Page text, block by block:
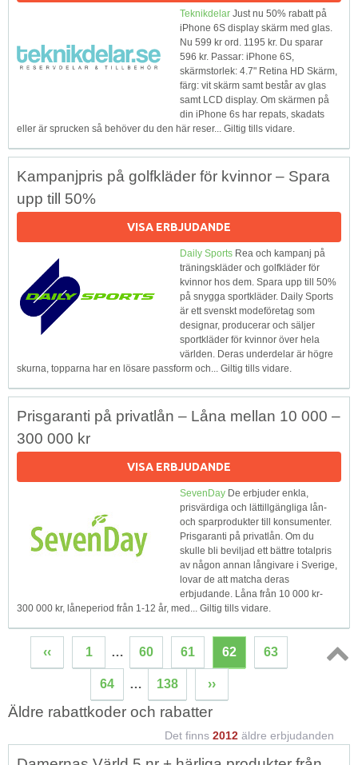
Teknikdelar Just nu 50% rabatt på
iPhone 6S display skärm med glas.
Nu 599 kr ord. 1195 kr. Du sparar
596 kr. Passar: iPhone 6S,
skärmstorlek: 4.7" Retina HD Skärm,
färg: vit skärm samt består av glas
samt LCD display. Om skärmen på
din iPhone 6s har repats, skadats
eller är sprucken så behöver du den här reser... Giltig tills vidare.
Kampanjpris på golfkläder för kvinnor – Spara
upp till 50%
VISA ERBJUDANDE
Daily Sports Rea och kampanj på
träningskläder och golfkläder för
kvinnor hos dem. Spara upp till 50%
på snygga sportkläder. Daily Sports
är ett svenskt modeföretag som
designar, producerar och säljer
sportkläder för kvinnor över hela
världen. Deras underdelar är högre
skurna, topparna har en lösare passform och... Giltig tills vidare.
Prisgaranti på privatlån – Låna mellan 10 000 –
300 000 kr
VISA ERBJUDANDE
SevenDay De erbjuder enkla,
prisvärdiga och lättillgängliga lån-
och sparprodukter till konsumenter.
Prisgaranti på privatlån. Om du
skulle bli beviljad ett bättre totalpris
av någon annan långivare i Sverige,
lovar de att matcha deras
erbjudande. Låna från 10 000 kr-
300 000 kr, låneperiod från 1-12 år, med... Giltig tills vidare.
‹‹ 1 … 60 61 62 63
64 … 138 ››
Äldre rabattkoder och rabatter
Det finns 2012 äldre erbjudanden